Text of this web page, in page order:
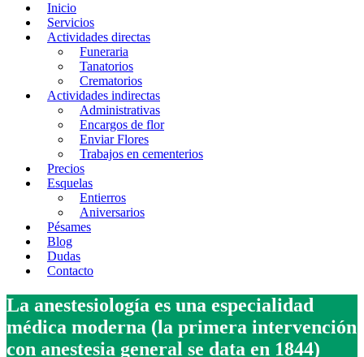
Inicio
Servicios
Actividades directas
Funeraria
Tanatorios
Crematorios
Actividades indirectas
Administrativas
Encargos de flor
Enviar Flores
Trabajos en cementerios
Precios
Esquelas
Entierros
Aniversarios
Pésames
Blog
Dudas
Contacto
La anestesiología es una especialidad
médica moderna (la primera intervención
con anestesia general se data en 1844)